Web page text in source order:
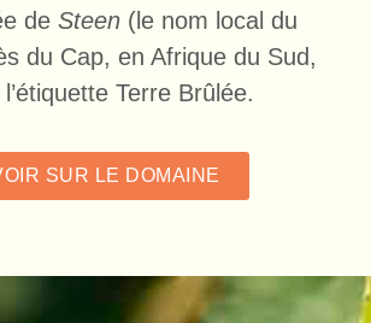
de Steen (le nom local du
du Cap, en Afrique du Sud,
Terre Brûlée.
SUR LE DOMAINE